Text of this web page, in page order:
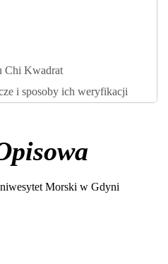
Chi Kwadrat
i sposoby ich weryfikacji
Morski w Gdyni